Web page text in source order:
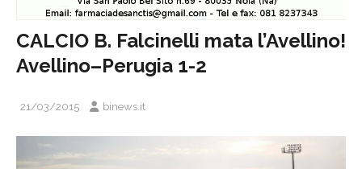
CALCIO B. Falcinelli mata l’Avellino!
Avellino–Perugia 1-2
21/03/2015 binews.it